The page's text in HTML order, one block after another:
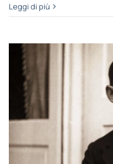
Leggi di più